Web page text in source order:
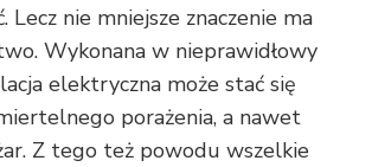
Lecz nie mniejsze znaczenie ma
Wykonana w nieprawidłowy
elektryczna może stać się
porażenia, a nawet
Z tego też powodu wszelkie